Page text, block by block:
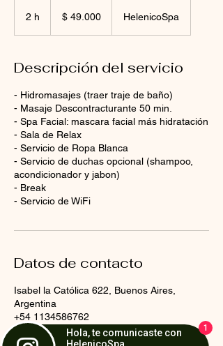
2 h
argentinos
$ 49.000 HelenicoSpa
Descripción del servicio
- Hidromasajes (traer traje de baño)
- Masaje Descontracturante 50 min.
- Spa Facial: mascara facial más hidratación
- Sala de Relax
- Servicio de Ropa Blanca
- Servicio de duchas opcional (shampoo,
acondicionador y jabon)
- Break
- Servicio de WiFi
Datos de contacto
Isabel la Católica 622, Buenos Aires,
Argentina
+54 1134586762
Veronica@helenicospa.com.ar
Hola, te comunicaste con
1